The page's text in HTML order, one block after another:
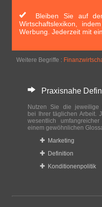
Bleiben Sie auf
Wirtschaftslexikon,
Werbung. Jederzeit mit
Weitere Begriffe :
Praxisnahe
Nutzen Sie die jeweilige
bei Ihrer täglichen Arbeit.
wesentlich
einem gewöhnlichen
Marketing
Definition
Konditionenpolitik